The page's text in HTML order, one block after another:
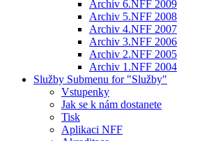
Archiv 6.NFF 2009
Archiv 5.NFF 2008
Archiv 4.NFF 2007
Archiv 3.NFF 2006
Archiv 2.NFF 2005
Archiv 1.NFF 2004
Služby Submenu for "Služby"
Vstupenky
Jak se k nám dostanete
Tisk
Aplikaci NFF